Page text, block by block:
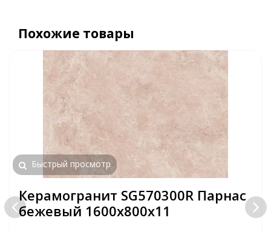
Похожие товары
Быстрый просмотр
Керамогранит SG570300R Парнас
бежевый 1600х800х11